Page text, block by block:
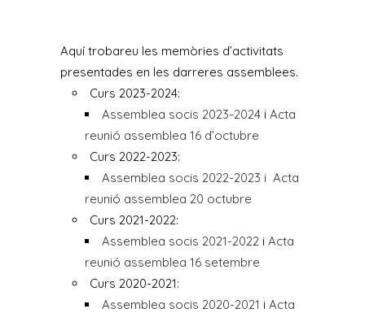
Aquí trobareu les memòries d’activitats
presentades en les darreres assemblees.
Curs 2023-2024:
Assemblea socis 2023-2024 i Acta
reunió assemblea 16 d’octubre
Curs 2022-2023:
Assemblea socis 2022-2023 i Acta
reunió assemblea 20 octubre
Curs 2021-2022:
Assemblea socis 2021-2022 i Acta
reunió assemblea 16 setembre
Curs 2020-2021:
Assemblea socis 2020-2021 i Acta